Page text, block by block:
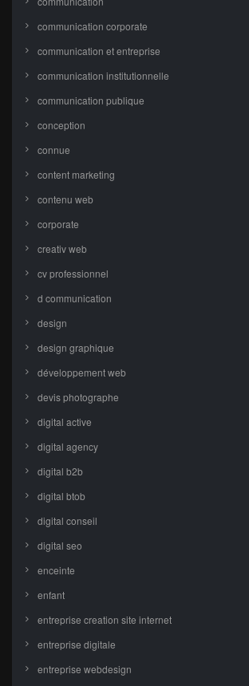
communication corporate
communication et entreprise
communication institutionnelle
communication publique
conception
connue
content marketing
contenu web
corporate
creativ web
cv professionnel
d communication
design
design graphique
développement web
devis photographe
digital active
digital agency
digital b2b
digital btob
digital conseil
digital seo
enceinte
enfant
entreprise creation site internet
entreprise digitale
entreprise webdesign